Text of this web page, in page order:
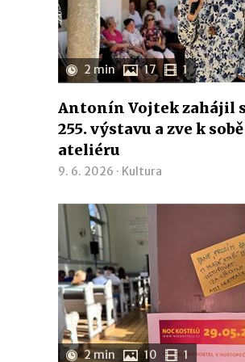
2 min 17 1
Antonín Vojtek zahájil
255. výstavu a zve k
ateliéru
9. 6. 2026 · Kultura
2 min 10 1